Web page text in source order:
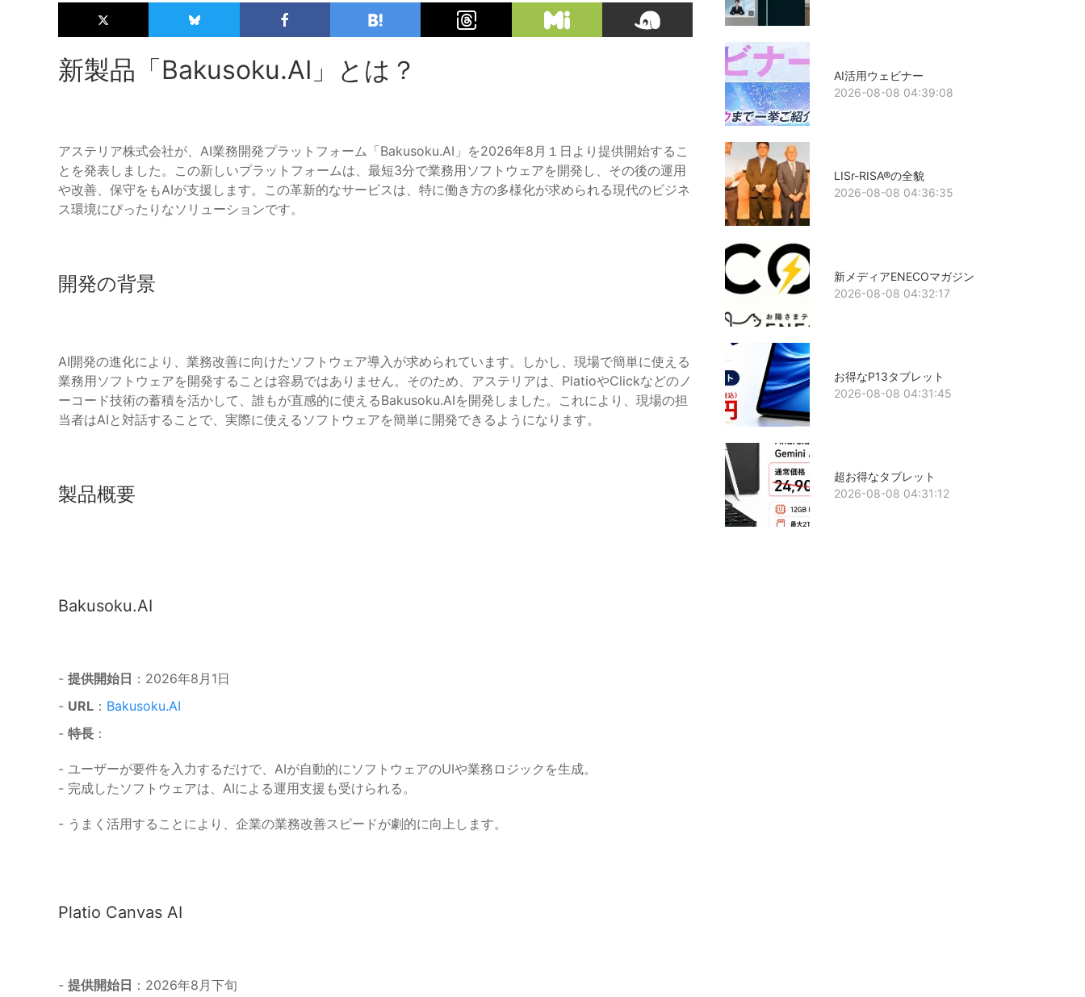
新製品「Bakusoku.AI」とは？
アステリア株式会社が、AI業務開発プラットフォーム「Bakusoku.AI」を2026年8月１日より提供開始するこ
とを発表しました。この新しいプラットフォームは、最短3分で業務用ソフトウェアを開発し、その後の運用
や改善、保守をもAIが支援します。この革新的なサービスは、特に働き方の多様化が求められる現代のビジネ
ス環境にぴったりなソリューションです。
開発の背景
AI開発の進化により、業務改善に向けたソフトウェア導入が求められています。しかし、現場で簡単に使える
業務用ソフトウェアを開発することは容易ではありません。そのため、アステリアは、PlatioやClickなどのノ
ーコード技術の蓄積を活かして、誰もが直感的に使えるBakusoku.AIを開発しました。これにより、現場の担
当者はAIと対話することで、実際に使えるソフトウェアを簡単に開発できるようになります。
製品概要
Bakusoku.AI
- 提供開始日 ：2026年8月1日
- URL ： Bakusoku.AI
- 特長 ：
- ユーザーが要件を入力するだけで、AIが自動的にソフトウェアのUIや業務ロジックを生成。
- 完成したソフトウェアは、AIによる運用支援も受けられる。
- うまく活用することにより、企業の業務改善スピードが劇的に向上します。
Platio Canvas AI
- 提供開始日 ：2026年8月下旬
AI活用ウェビナー
2026-08-08 04:39:08
LISr-RISA®の全貌
2026-08-08 04:36:35
新メディアENECOマガジン
2026-08-08 04:32:17
お得なP13タブレット
2026-08-08 04:31:45
超お得なタブレット
2026-08-08 04:31:12